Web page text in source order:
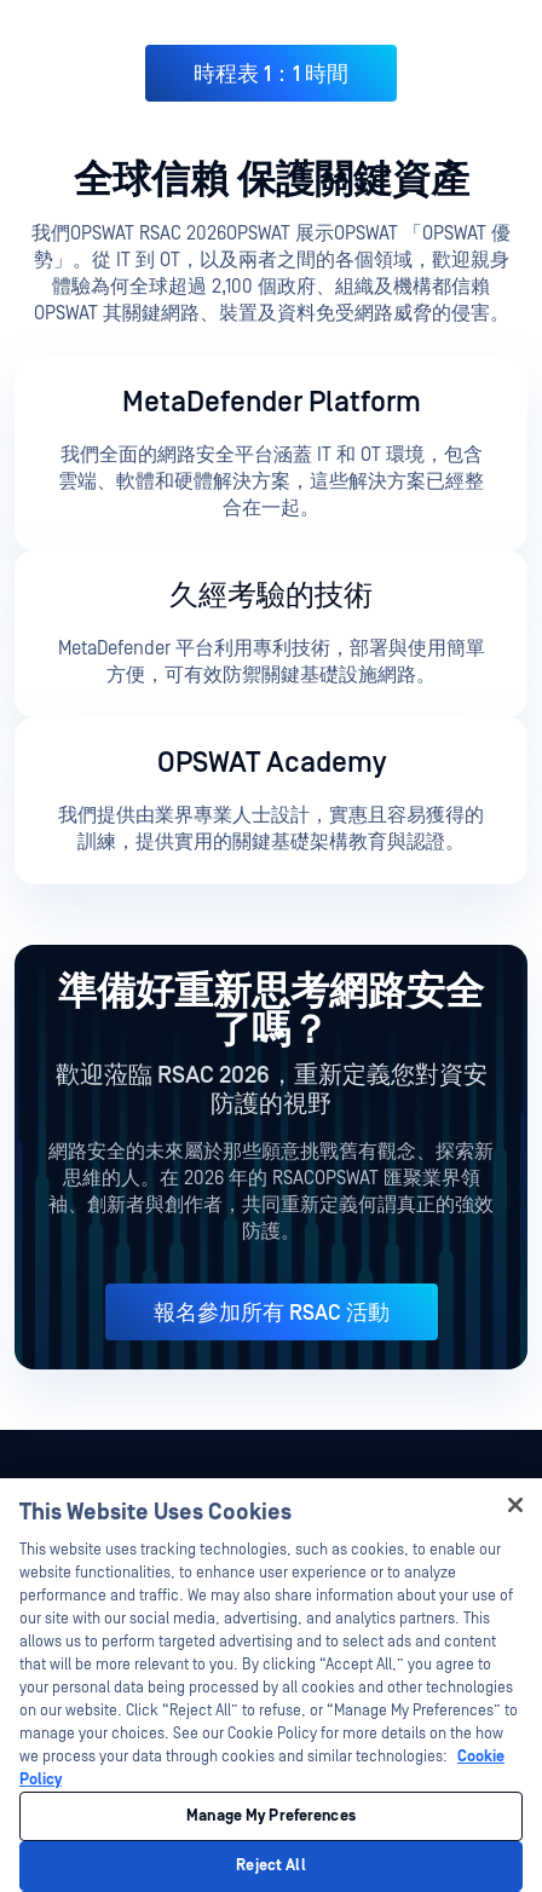
時程表 1：1 時間
全球信賴 保護關鍵資產
我們OPSWAT RSAC 2026OPSWAT 展示OPSWAT 「OPSWAT 優
勢」。從 IT 到 OT，以及兩者之間的各個領域，歡迎親身
體驗為何全球超過 2,100 個政府、組織及機構都信賴
OPSWAT 其關鍵網路、裝置及資料免受網路威脅的侵害。
MetaDefender Platform
我們全面的網路安全平台涵蓋 IT 和 OT 環境，包含
雲端、軟體和硬體解決方案，這些解決方案已經整
合在一起。
久經考驗的技術
MetaDefender 平台利用專利技術，部署與使用簡單
方便，可有效防禦關鍵基礎設施網路。
OPSWAT Academy
我們提供由業界專業人士設計，實惠且容易獲得的
訓練，提供實用的關鍵基礎架構教育與認證。
準備好重新思考網路安全
了嗎？
歡迎蒞臨 RSAC 2026，重新定義您對資安
防護的視野
網路安全的未來屬於那些願意挑戰舊有觀念、探索新
思維的人。在 2026 年的 RSACOPSWAT 匯聚業界領
袖、創新者與創作者，共同重新定義何謂真正的強效
防護。
報名參加所有 RSAC 活動
©2026OPSWAT . 保留所有權利。OPSWAT、MetaDefender、Metascan、
MetaAccess、OPSWAT 、Trust no File. Trust No Device.、OPSWAT 、Protecting the
World's Critical Infrastructure、Deep CDR™ Technology、InQuest、InQuest標誌、
DFI、RetroHunt、Deep File Inspection 及 Join the Hunt 均為OPSWAT 之商標。第三
方商標均為其各自所有者之財產。
This Website Uses Cookies
This website uses tracking technologies, such as cookies, to enable our
website functionalities, to enhance user experience or to analyze
performance and traffic. We may also share information about your use of
our site with our social media, advertising, and analytics partners. This
allows us to perform targeted advertising and to select ads and content
that will be more relevant to you. By clicking “Accept All,” you agree to
your personal data being processed by all cookies and other technologies
on our website. Click “Reject All” to refuse, or “Manage My Preferences” to
manage your choices. See our Cookie Policy for more details on the how
we process your data through cookies and similar technologies: Cookie
Policy
Manage My Preferences
Reject All
Hey there!
I'm Ozzy, your OPSWAT virtual assistant.
How can I help you secure what's critical
today?